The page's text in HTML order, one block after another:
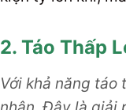
2. Táo Thấp
Với khả năng